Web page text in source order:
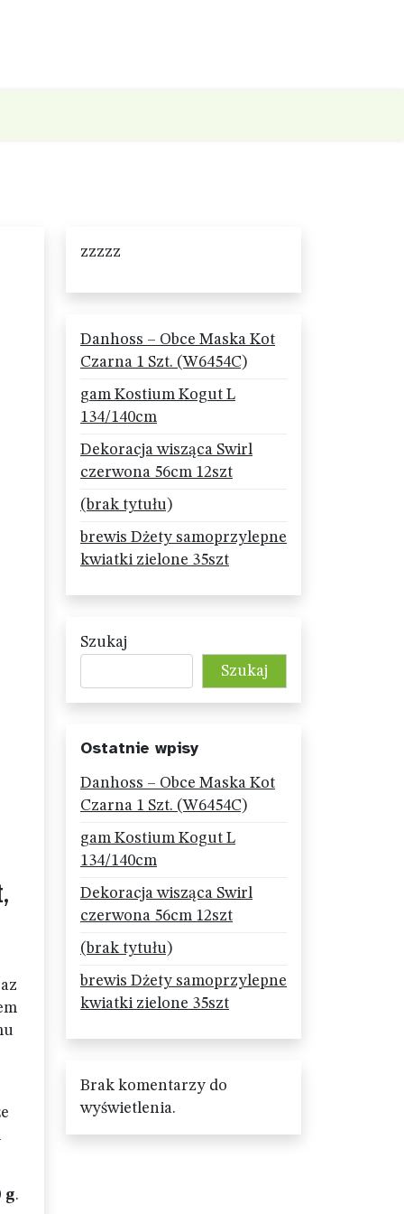
g.
zzzzz
Danhoss – Obce Maska Kot
Czarna 1 Szt. (W6454C)
gam Kostium Kogut L
134/140cm
Dekoracja wisząca Swirl
czerwona 56cm 12szt
(brak tytułu)
brewis Dżety samoprzylepne
kwiatki zielone 35szt
Szukaj
Szukaj
Ostatnie wpisy
Danhoss – Obce Maska Kot
Czarna 1 Szt. (W6454C)
gam Kostium Kogut L
134/140cm
Dekoracja wisząca Swirl
czerwona 56cm 12szt
(brak tytułu)
brewis Dżety samoprzylepne
kwiatki zielone 35szt
Brak komentarzy do
wyświetlenia.